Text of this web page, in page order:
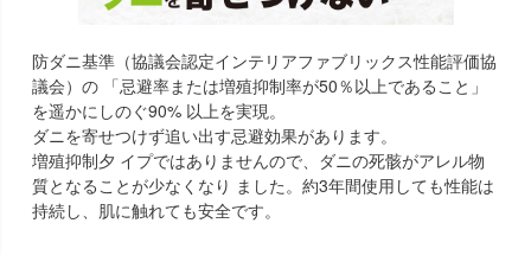
防ダニ基準（協議会認定インテリアファブリックス性能評価協
議会）の 「忌避率または増殖抑制率が50％以上であること」
を遥かにしのぐ90% 以上を実現。
ダニを寄せつけず追い出す忌避効果があります。
増殖抑制夕 イプではありませんので、ダニの死骸がアレル物
質となることが少なくなり ました。約3年間使用しても性能は
持続し、肌に触れても安全です。